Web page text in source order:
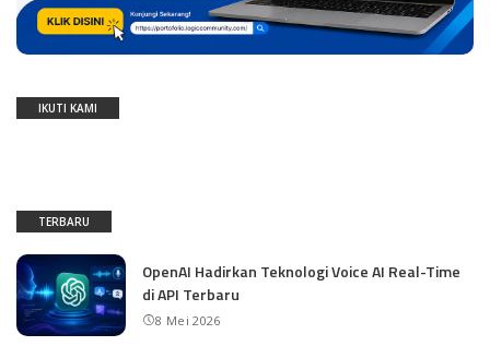
IKUTI KAMI
TERBARU
OpenAI Hadirkan Teknologi Voice AI Real-Time
di API Terbaru
8 Mei 2026